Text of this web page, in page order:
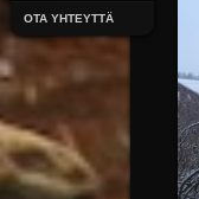
OTA YHTEYTTÄ